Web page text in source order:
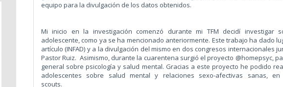
equipo para la divulgación de los datos obtenidos.
Mi inicio en la investigación comenzó durante mi TFM decidí investigar
adolescente, como ya se ha mencionado anteriormente. Este trabajo ha dado
artículo (INFAD) y a la divulgación del mismo en dos congresos internacionales
Pastor Ruiz. Asimismo, durante la cuarentena surgió el proyecto @homepsyc,
general sobre psicología y salud mental. Gracias a este proyecto he podido
adolescentes sobre salud mental y relaciones sexo-afectivas sanas,
scouts.